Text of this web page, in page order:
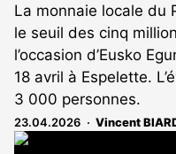
La monnaie locale du
le seuil des cinq
l’occasion d’Eusko
18 avril à Espelette.
3 000 personnes.
23.04.2026 Vincent